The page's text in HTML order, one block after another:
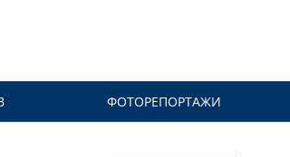
ФОТОРЕПОРТАЖИ